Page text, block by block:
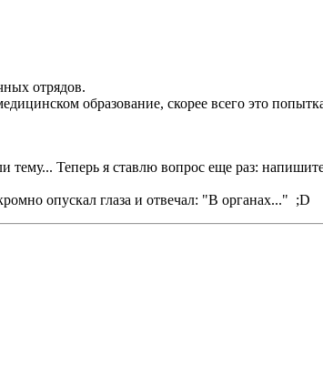
отрядов.
образование, скорее всего это
Теперь я ставлю вопрос еще раз:
опускал глаза и отвечал: "В органах..." ;D